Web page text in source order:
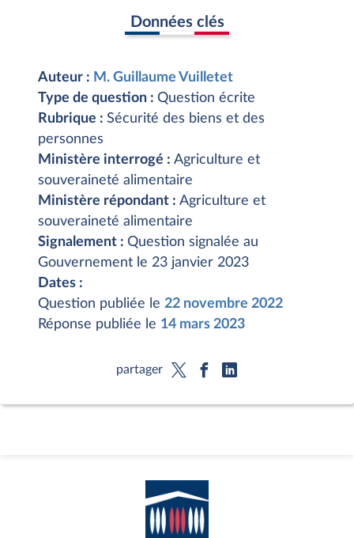
Données clés
Auteur : M. Guillaume Vuilletet
Type de question : Question écrite
Rubrique : Sécurité des biens et des
personnes
Ministère interrogé : Agriculture et
souveraineté alimentaire
Ministère répondant : Agriculture et
souveraineté alimentaire
Signalement : Question signalée au
Gouvernement le 23 janvier 2023
Dates :
Question publiée le 22 novembre 2022
Réponse publiée le 14 mars 2023
partager